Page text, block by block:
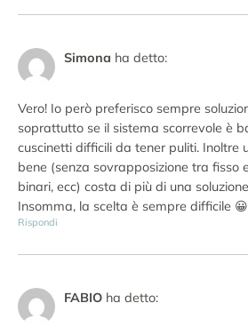
Simona ha detto:
Vero! Io però preferisco sempre
soprattutto se il sistema scorrevole è
cuscinetti difficili da tener puliti. Inoltre
bene (senza sovrapposizione tra fisso
binari, ecc) costa di più di una
Insomma, la scelta è sempre difficile 😀
Rispondi
FABIO ha detto: